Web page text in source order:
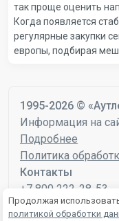
так проще оценить
Когда появляется
регулярные закупки
европы, подбирая
1995-2026 ©
Информация на
Подробнее
Политика
Контакты
+7 800 222-28-53
mail@autlet.ru
Продолжая
политикой обработки